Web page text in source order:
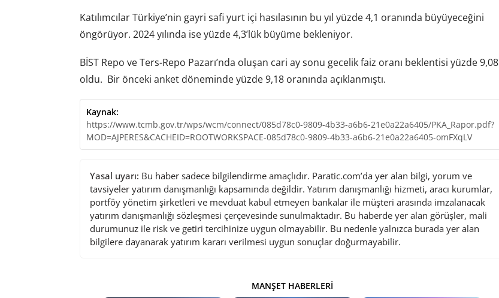
Katılımcılar Türkiye’nin gayri safi yurt içi hasılasının bu yıl yüzde 4,1 oranında büyüyeceğini
öngörüyor. 2024 yılında ise yüzde 4,3’lük büyüme bekleniyor.
BİST Repo ve Ters-Repo Pazarı’nda oluşan cari ay sonu gecelik faiz oranı beklentisi yüzde 9,08
oldu. Bir önceki anket döneminde yüzde 9,18 oranında açıklanmıştı.
Kaynak:
https://www.tcmb.gov.tr/wps/wcm/connect/085d78c0-9809-4b33-a6b6-21e0a22a6405/PKA_Rapor.pdf?
MOD=AJPERES&CACHEID=ROOTWORKSPACE-085d78c0-9809-4b33-a6b6-21e0a22a6405-omFXqLV
Yasal uyarı: Bu haber sadece bilgilendirme amaçlıdır. Paratic.com’da yer alan bilgi, yorum ve
tavsiyeler yatırım danışmanlığı kapsamında değildir. Yatırım danışmanlığı hizmeti, aracı kurumlar,
portföy yönetim şirketleri ve mevduat kabul etmeyen bankalar ile müşteri arasında imzalanacak
yatırım danışmanlığı sözleşmesi çerçevesinde sunulmaktadır. Bu haberde yer alan görüşler, mali
durumunuz ile risk ve getiri tercihinize uygun olmayabilir. Bu nedenle yalnızca burada yer alan
bilgilere dayanarak yatırım kararı verilmesi uygun sonuçlar doğurmayabilir.
MANŞET HABERLERI